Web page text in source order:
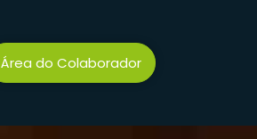
Área do Colaborador